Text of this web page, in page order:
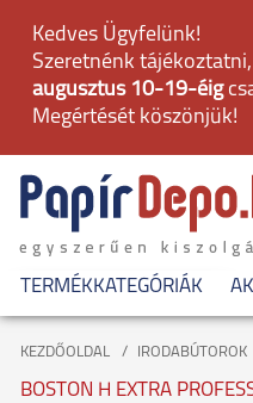
Kedves Ügyfelünk!
Szeretnénk
augusztus 10-19-éig
Megértését köszönjük!
TERMÉKKATEGÓRIÁK
KEZDŐOLDAL IRODABÚTOROK
BOSTON H EXTRA